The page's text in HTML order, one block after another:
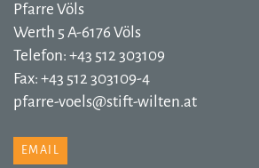
Pfarre Völs
Werth 5 A-6176 Völs
Telefon: +43 512 303109
Fax: +43 512 303109-4
pfarre-voels@stift-wilten.at
EMAIL